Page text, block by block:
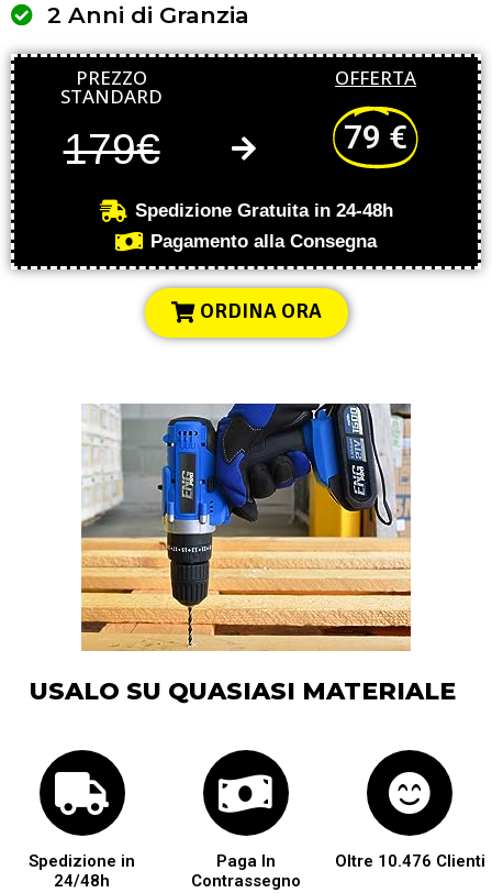
2 Anni di Granzia
PREZZO
STANDARD
179€
OFFERTA
79 €
Spedizione Gratuita in 24-48h
Pagamento alla Consegna
ORDINA ORA
USALO SU QUASIASI MATERIALE
Spedizione in
24/48h
Paga In
Contrassegno
Oltre 10.476 Clienti